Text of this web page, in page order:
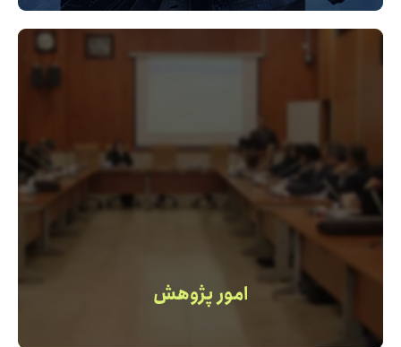
امور پژوهش
محورها و موضوعات پژوهشی این مرکز ، طرح‌های پژوهشی
، آیین نامه‌ها و کاربرگ‌ها